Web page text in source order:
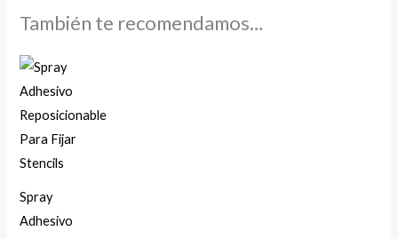
También te recomendamos…
Spray
Adhesivo